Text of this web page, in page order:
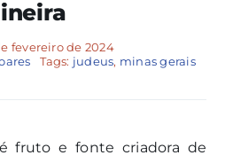
fevereiro de 2024
Tags: judeus, minas gerais
fruto e fonte criadora de